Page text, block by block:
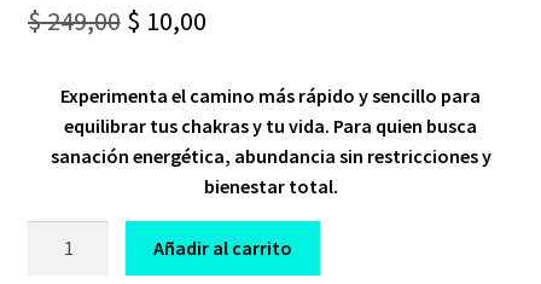
$249,00 Original
was:
$ 249,00.
$ 10,00Current
is:
$ 10,00.
Experimenta el camino más rápido y sencillo para
equilibrar tus chakras y tu vida. Para quien busca
sanación energética, abundancia sin restricciones y
bienestar total.
Añadir al carrito